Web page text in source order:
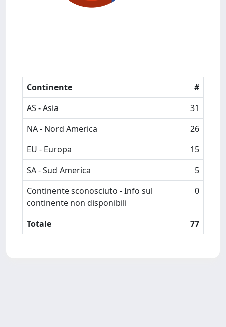
Continente
#
AS - Asia
31
NA - Nord America
26
EU - Europa
15
SA - Sud America
5
Continente sconosciuto - Info sul
continente non disponibili
0
Totale 77